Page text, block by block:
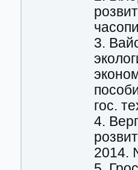
3.
гос.
4.
2014.